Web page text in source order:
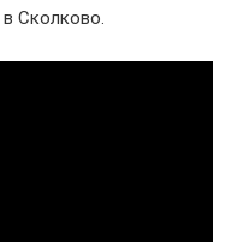
Сколково.